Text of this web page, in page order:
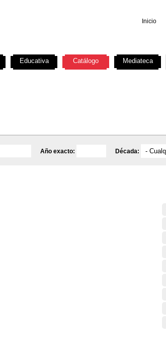
Inicio
Año exacto: Década:
Educativa Catálogo Mediateca